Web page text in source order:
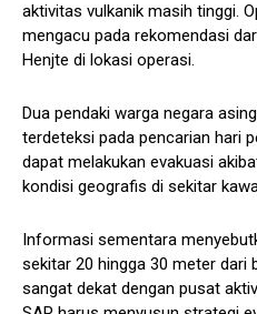
aktivitas vulkanik masih tinggi.
mengacu pada rekomendasi
Henjte di lokasi operasi.
Dua pendaki warga negara
terdeteksi pada pencarian hari
dapat melakukan evakuasi
kondisi geografis di sekitar
Informasi sementara
sekitar 20 hingga 30 meter dari
sangat dekat dengan pusat